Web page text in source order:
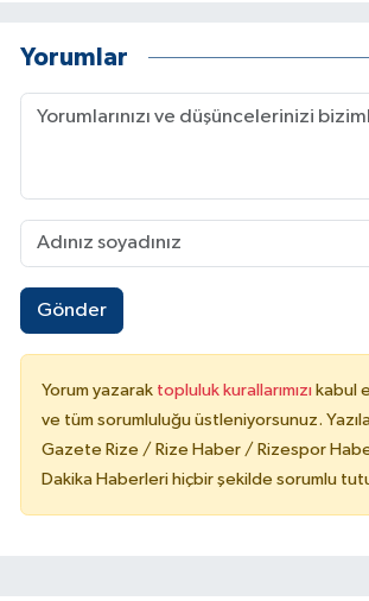
Yorumlar
Gönder
Yorum yazarak topluluk kurallarımızı kabul
ve tüm sorumluluğu üstleniyorsunuz.
Gazete Rize / Rize Haber / Rizespor
Dakika Haberleri hiçbir şekilde sorumlu